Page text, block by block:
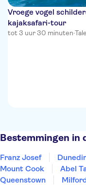
Vroege vogel
kajaksafari-tour
tot 3 uur 30 minuten·
Bestemmingen in
Franz Josef
Mount Cook
Abel
Queenstown